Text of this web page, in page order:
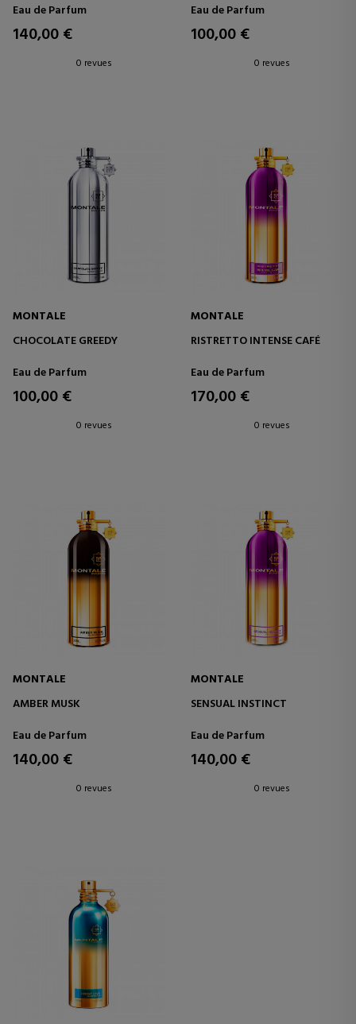
Eau de Parfum
140,00 €
0 revues
Eau de Parfum
100,00 €
0 revues
MONTALE
CHOCOLATE GREEDY
Eau de Parfum
100,00 €
0 revues
MONTALE
RISTRETTO INTENSE CAFÉ
Eau de Parfum
170,00 €
0 revues
MONTALE
AMBER MUSK
Eau de Parfum
140,00 €
0 revues
MONTALE
SENSUAL INSTINCT
Eau de Parfum
140,00 €
0 revues